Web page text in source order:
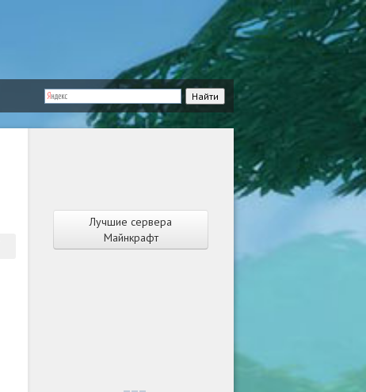
Лучшие сервера
Майнкрафт